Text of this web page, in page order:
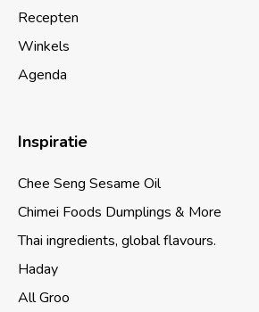
Recepten
Winkels
Agenda
Inspiratie
Chee Seng Sesame Oil
Chimei Foods Dumplings & More
Thai ingredients, global flavours.
Haday
All Groo